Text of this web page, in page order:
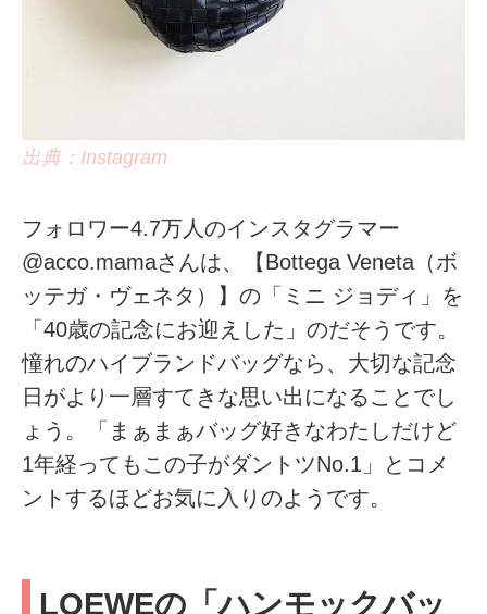
出典：Instagram
フォロワー4.7万人のインスタグラマー
@acco.mamaさんは、【Bottega Veneta（ボ
ッテガ・ヴェネタ）】の「ミニ ジョディ」を
「40歳の記念にお迎えした」のだそうです。
憧れのハイブランドバッグなら、大切な記念
日がより一層すてきな思い出になることでし
ょう。「まぁまぁバッグ好きなわたしだけど
1年経ってもこの子がダントツNo.1」とコメ
ントするほどお気に入りのようです。
LOEWEの「ハンモックバッ